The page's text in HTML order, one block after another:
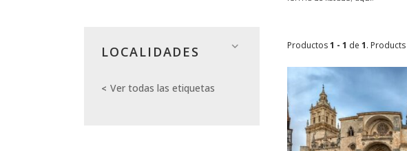
LOCALIDADES
Ver todas las etiquetas
Productos1 - 1 de 1.